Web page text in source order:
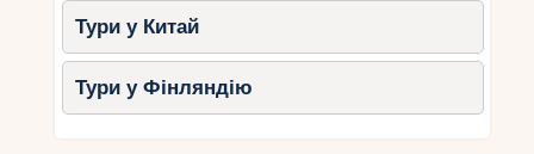
лише провести час разом, а й створити
особливі моменти, які залишатимуться у серцях
Тури у Китай
Тури у Фінляндію